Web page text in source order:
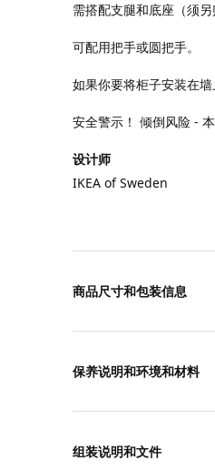
需搭配支腿和底座（须另
可配用把手或圆把手。
如果你要将柜子安装在墙
安全警示！ 倾倒风险 -
设计师
IKEA of Sweden
商品尺寸和包装信息
保养说明和环境和材料
组装说明和文件